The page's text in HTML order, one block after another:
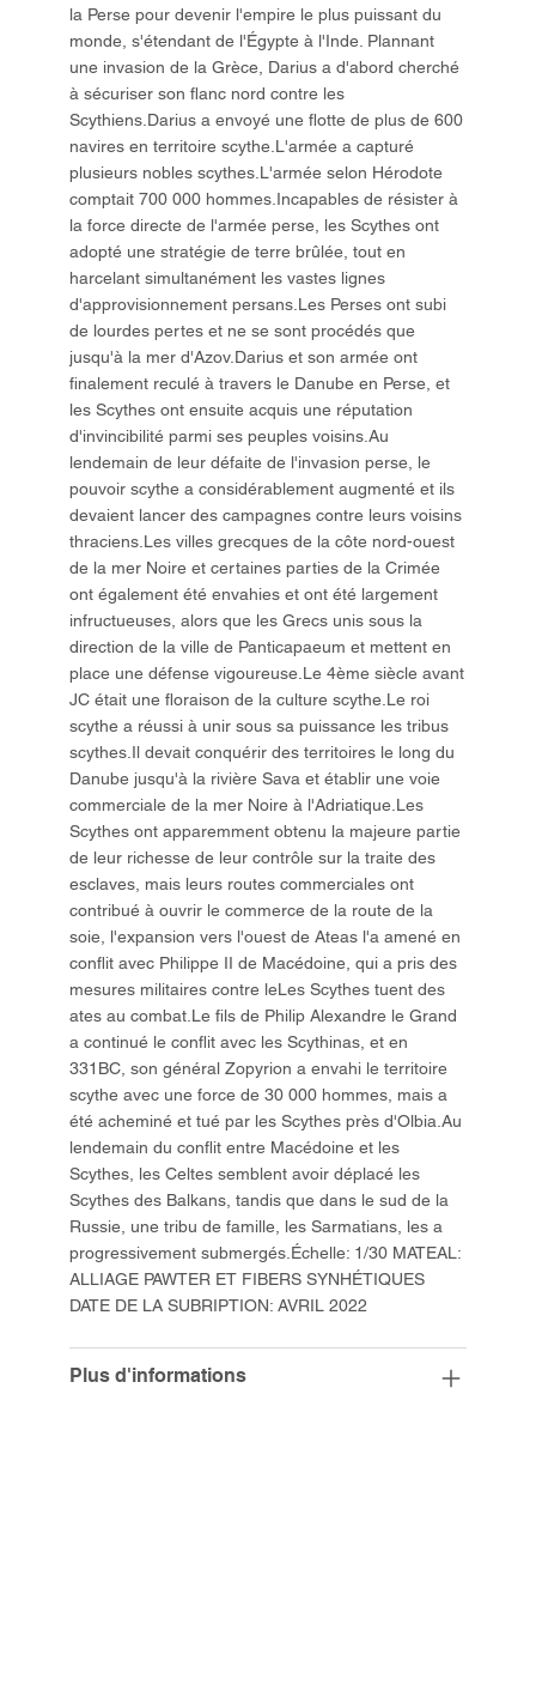
la Perse pour devenir l'empire le plus puissant du
monde, s'étendant de l'Égypte à l'Inde. Plannant
une invasion de la Grèce, Darius a d'abord cherché
à sécuriser son flanc nord contre les
Scythiens.Darius a envoyé une flotte de plus de 600
navires en territoire scythe.L'armée a capturé
plusieurs nobles scythes.L'armée selon Hérodote
comptait 700 000 hommes.Incapables de résister à
la force directe de l'armée perse, les Scythes ont
adopté une stratégie de terre brûlée, tout en
harcelant simultanément les vastes lignes
d'approvisionnement persans.Les Perses ont subi
de lourdes pertes et ne se sont procédés que
jusqu'à la mer d'Azov.Darius et son armée ont
finalement reculé à travers le Danube en Perse, et
les Scythes ont ensuite acquis une réputation
d'invincibilité parmi ses peuples voisins.Au
lendemain de leur défaite de l'invasion perse, le
pouvoir scythe a considérablement augmenté et ils
devaient lancer des campagnes contre leurs voisins
thraciens.Les villes grecques de la côte nord-ouest
de la mer Noire et certaines parties de la Crimée
ont également été envahies et ont été largement
infructueuses, alors que les Grecs unis sous la
direction de la ville de Panticapaeum et mettent en
place une défense vigoureuse.Le 4ème siècle avant
JC était une floraison de la culture scythe.Le roi
scythe a réussi à unir sous sa puissance les tribus
scythes.Il devait conquérir des territoires le long du
Danube jusqu'à la rivière Sava et établir une voie
commerciale de la mer Noire à l'Adriatique.Les
Scythes ont apparemment obtenu la majeure partie
de leur richesse de leur contrôle sur la traite des
esclaves, mais leurs routes commerciales ont
contribué à ouvrir le commerce de la route de la
soie, l'expansion vers l'ouest de Ateas l'a amené en
conflit avec Philippe II de Macédoine, qui a pris des
mesures militaires contre leLes Scythes tuent des
ates au combat.Le fils de Philip Alexandre le Grand
a continué le conflit avec les Scythinas, et en
331BC, son général Zopyrion a envahi le territoire
scythe avec une force de 30 000 hommes, mais a
été acheminé et tué par les Scythes près d'Olbia.Au
lendemain du conflit entre Macédoine et les
Scythes, les Celtes semblent avoir déplacé les
Scythes des Balkans, tandis que dans le sud de la
Russie, une tribu de famille, les Sarmatians, les a
progressivement submergés.Échelle: 1/30 MATEAL:
ALLIAGE PAWTER ET FIBERS SYNHÉTIQUES
DATE DE LA SUBRIPTION: AVRIL 2022
Plus d'informations